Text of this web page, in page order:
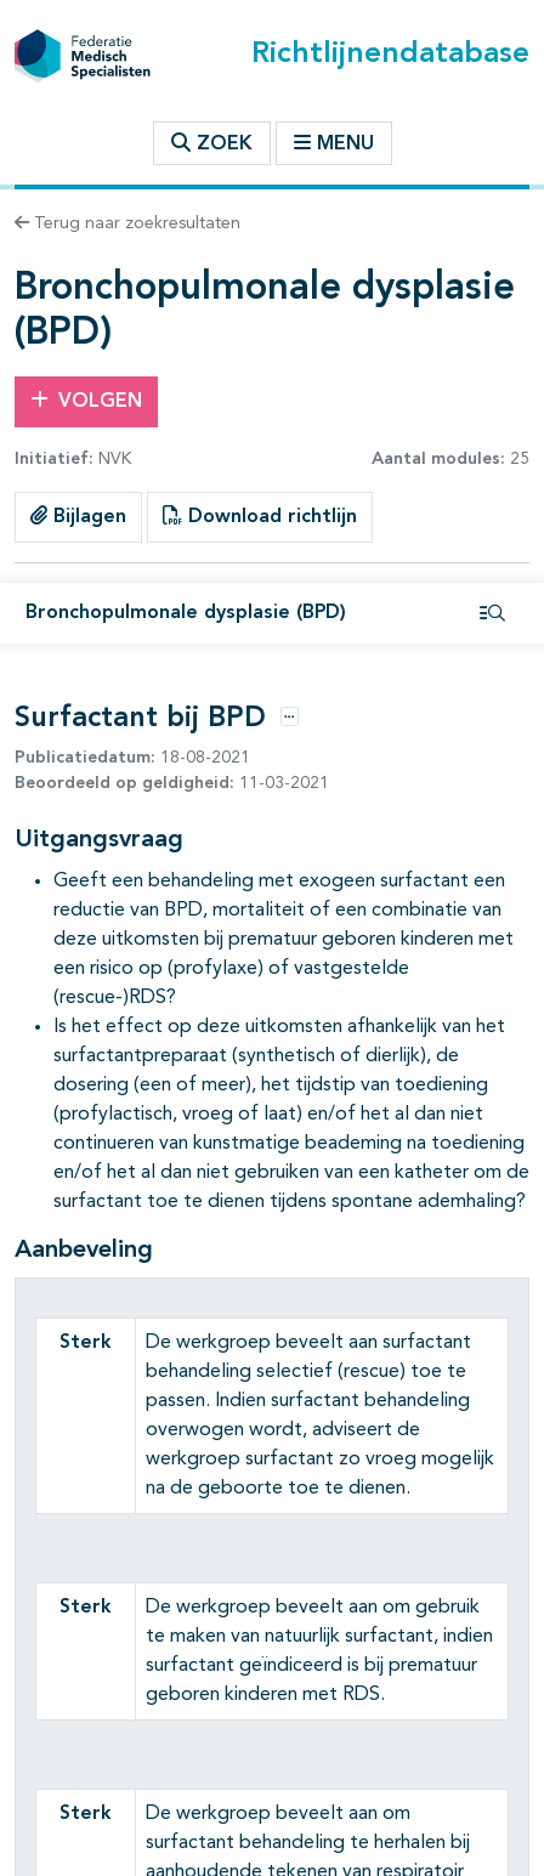
Richtlijnendatabase
ZOEK MENU
Terug naar zoekresultaten
Bronchopulmonale dysplasie
(BPD)
VOLGEN
Initiatief: NVK Aantal modules: 25
Bijlagen Download richtlijn
Bronchopulmonale dysplasie (BPD)
binnen deze richtlijn
Surfactant bij BPD Opties
Publicatiedatum: 18-08-2021
Beoordeeld op geldigheid: 11-03-2021
Uitgangsvraag
Geeft een behandeling met exogeen surfactant een
reductie van BPD, mortaliteit of een combinatie van
deze uitkomsten bij prematuur geboren kinderen met
een risico op (profylaxe) of vastgestelde
(rescue-)RDS?
Is het effect op deze uitkomsten afhankelijk van het
surfactantpreparaat (synthetisch of dierlijk), de
dosering (een of meer), het tijdstip van toediening
(profylactisch, vroeg of laat) en/of het al dan niet
continueren van kunstmatige beademing na toediening
en/of het al dan niet gebruiken van een katheter om de
surfactant toe te dienen tijdens spontane ademhaling?
Aanbeveling
Sterk
De werkgroep beveelt aan surfactant
behandeling selectief (rescue) toe te
passen. Indien surfactant behandeling
overwogen wordt, adviseert de
werkgroep surfactant zo vroeg mogelijk
na de geboorte toe te dienen.
Sterk
De werkgroep beveelt aan om gebruik
te maken van natuurlijk surfactant, indien
surfactant geïndiceerd is bij prematuur
geboren kinderen met RDS.
Sterk
De werkgroep beveelt aan om
surfactant behandeling te herhalen bij